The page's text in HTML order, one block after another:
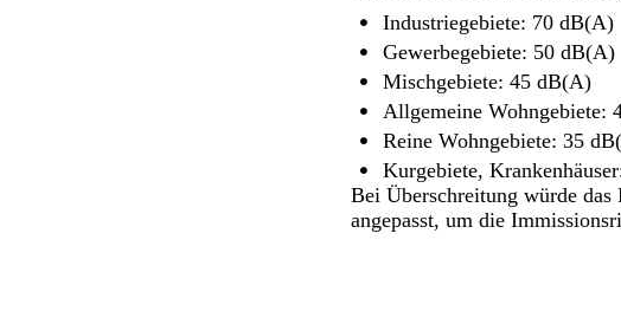
Industriegebiete: 70 dB(A)
Gewerbegebiete: 50 dB(A)
Mischgebiete: 45 dB(A)
Allgemeine Wohngebiete:
Reine Wohngebiete: 35
Kurgebiete,
Bei Überschreitung würde
angepasst, um die